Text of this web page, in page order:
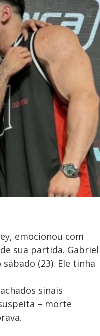
emocionou com
sua partida. Gabriel
(23). Ele tinha
sinais
– morte